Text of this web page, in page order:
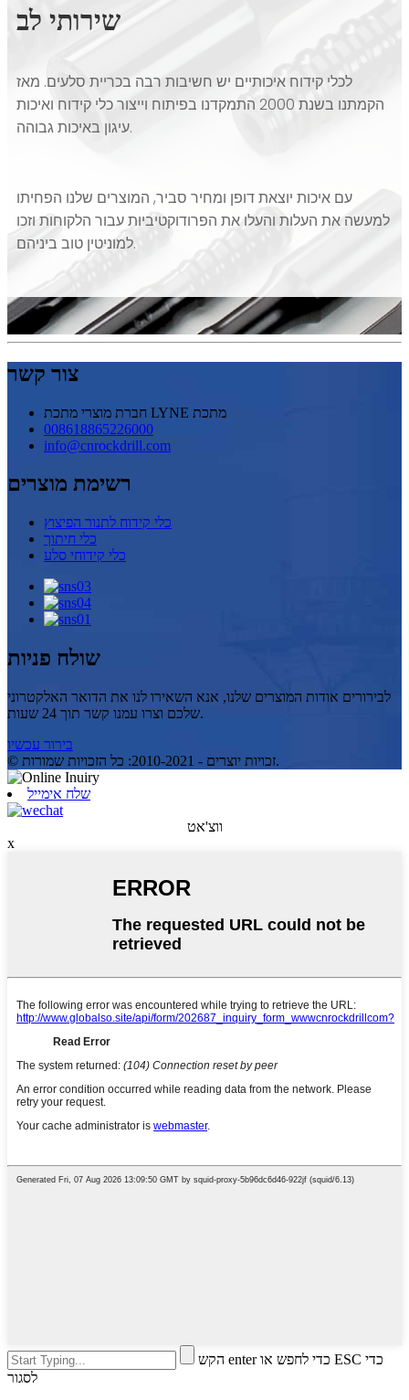
שירותי לב
לכלי קידוח איכותיים יש חשיבות רבה בכריית סלעים. מאז
הקמתנו בשנת 2000 התמקדנו בפיתוח וייצור כלי קידוח ואיכות
עיגון באיכות גבוהה.
עם איכות יוצאת דופן ומחיר סביר, המוצרים שלנו הפחיתו
למעשה את העלות והעלו את הפרודוקטיביות עבור הלקוחות וזכו
למוניטין טוב ביניהם.
צור קשר
חברת מוצרי מתכת LYNE מתכת
008618865226000
info@cnrockdrill.com
רשימת מוצרים
כלי קידוח לתנור הפיצוץ
כלי חיתוך
כלי קידוחי סלע
שולח פניות
לבירורים אודות המוצרים שלנו, אנא השאירו לנו את הדואר האלקטרוני
שלכם וצרו עמנו קשר תוך 24 שעות.
בירור עכשיו
© זכויות יוצרים - 2010-2021: כל הזכויות שמורות.
שלח אימייל
ווצ'אט
x
הקש enter כדי לחפש או ESC כדי
לסגור